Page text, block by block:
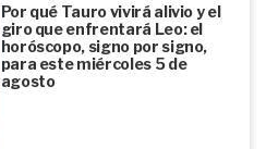
Por qué Tauro vivirá alivio y el
giro que enfrentará Leo: el
horóscopo, signo por signo,
para este miércoles 5 de
agosto